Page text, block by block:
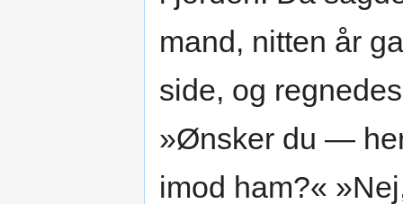
mand, nitten år
side, og
»Ønsker du —
imod ham?«